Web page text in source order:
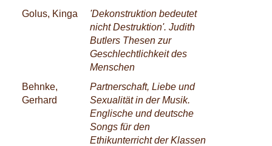
Golus, Kinga
'Dekonstruktion bedeutet
nicht Destruktion'. Judith
Butlers Thesen zur
Geschlechtlichkeit des
Menschen
Behnke,
Gerhard
Partnerschaft, Liebe und
Sexualität in der Musik.
Englische und deutsche
Songs für den
Ethikunterricht der Klassen